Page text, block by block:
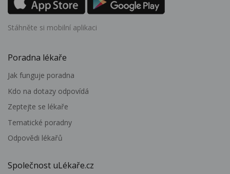
Stáhněte si mobilní aplikaci
Poradna lékaře
Jak funguje poradna
Kdo na dotazy odpovídá
Zeptejte se lékaře
Tematické poradny
Odpovědi lékařů
Společnost uLékaře.cz